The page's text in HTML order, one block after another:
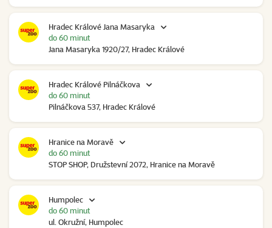
Hradec Králové Jana Masaryka
Jana Masaryka 1920/27, Hradec Králové
do 60 minut
Hradec Králové Pilnáčkova
Pilnáčkova 537, Hradec Králové
do 60 minut
Hranice na Moravě
STOP SHOP, Družstevní 2072, Hranice na Moravě
do 60 minut
Humpolec
ul. Okružní, Humpolec
do 60 minut